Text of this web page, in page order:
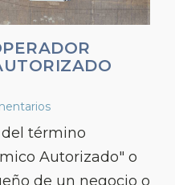
término
Autorizado" o
de un negocio o